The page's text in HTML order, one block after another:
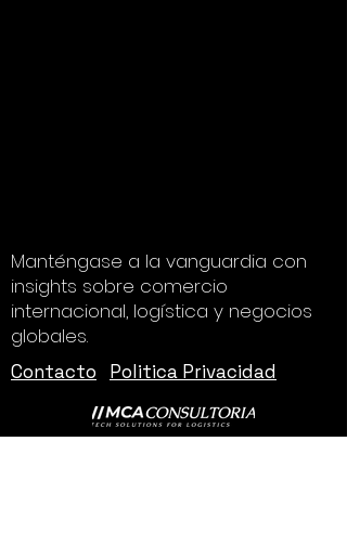
Manténgase a la vanguardia con
insights sobre comercio
internacional, logística y negocios
globales.
Contacto Politica Privacidad